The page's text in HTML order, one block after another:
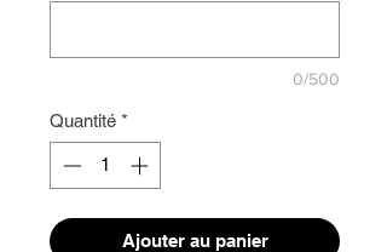
0/500
Quantité *
Ajouter au panier